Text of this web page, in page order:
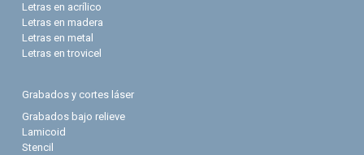
Letras en acrílico
Letras en madera
Letras en metal
Letras en trovicel
Grabados y cortes láser
Grabados bajo relieve
Lamicoid
Stencil